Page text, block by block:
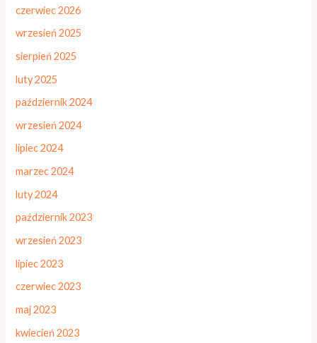
czerwiec 2026
wrzesień 2025
sierpień 2025
luty 2025
październik 2024
wrzesień 2024
lipiec 2024
marzec 2024
luty 2024
październik 2023
wrzesień 2023
lipiec 2023
czerwiec 2023
maj 2023
kwiecień 2023